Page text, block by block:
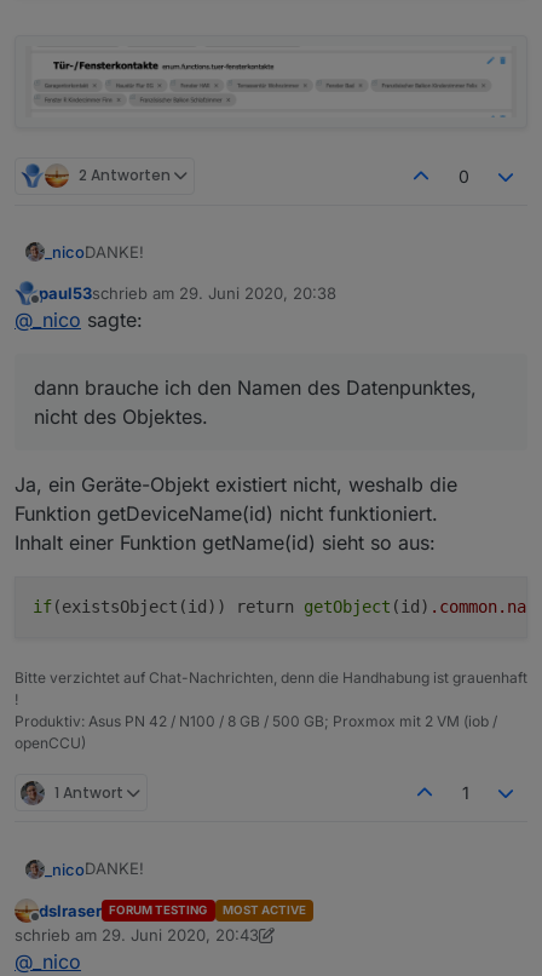
2 Antworten 0
_nicoDANKE!
Hmm, dann brauche ich den Namen des Datenpunktes,
nicht des Objektes.
Offline
paul53schrieb am 29. Juni 2020, 20:38
zuletzt editiert von
@ _nico sagte:
dann brauche ich den Namen des Datenpunktes,
nicht des Objektes.
Ja, ein Geräte-Objekt existiert nicht, weshalb die
Funktion getDeviceName(id) nicht funktioniert.
Inhalt einer Funktion getName(id) sieht so aus:
if(existsObject(id)) return getObject (id) .common
Bitte verzichtet auf Chat-Nachrichten, denn die Handhabung ist grauenhaft
!
Produktiv: Asus PN 42 / N100 / 8 GB / 500 GB; Proxmox mit 2 VM (iob /
openCCU)
1 Antwort 1
_nicoDANKE!
Hmm, dann brauche ich den Namen des Datenpunktes,
nicht des Objektes.
Offline
dslraser FORUM TESTING MOST ACTIVE
schrieb am 29. Juni 2020, 20:43
zuletzt editiert von dslraser
@ _nico